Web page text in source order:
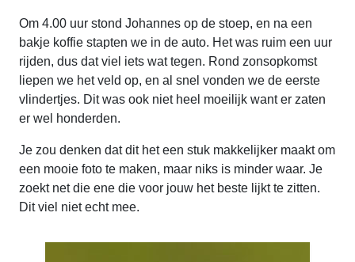
Om 4.00 uur stond Johannes op de stoep, en na een
bakje koffie stapten we in de auto. Het was ruim een uur
rijden, dus dat viel iets wat tegen. Rond zonsopkomst
liepen we het veld op, en al snel vonden we de eerste
vlindertjes. Dit was ook niet heel moeilijk want er zaten
er wel honderden.
Je zou denken dat dit het een stuk makkelijker maakt om
een mooie foto te maken, maar niks is minder waar. Je
zoekt net die ene die voor jouw het beste lijkt te zitten.
Dit viel niet echt mee.